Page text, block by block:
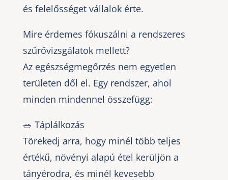
és felelősséget vállalok érte.
Mire érdemes fókuszálni a rendszeres
szűrővizsgálatok mellett?
Az egészségmegőrzés nem egyetlen
területen dől el. Egy rendszer, ahol
minden mindennel összefügg:
🥗 Táplálkozás
Törekedj arra, hogy minél több teljes
értékű, növényi alapú étel kerüljön a
tányérodra, és minél kevesebb